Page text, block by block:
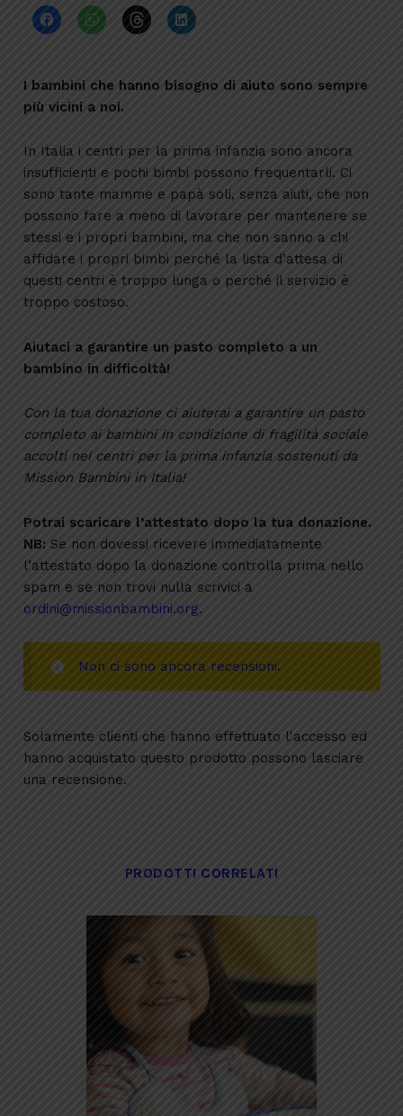
I bambini che hanno bisogno di aiuto sono sempre
più vicini a noi.
In Italia i centri per la prima infanzia sono ancora
insufficienti e pochi bimbi possono frequentarli. Ci
sono tante mamme e papà soli, senza aiuti, che non
possono fare a meno di lavorare per mantenere se
stessi e i propri bambini, ma che non sanno a chi
affidare i propri bimbi perché la lista d’attesa di
questi centri è troppo lunga o perché il servizio è
troppo costoso.
Aiutaci a garantire un pasto completo a un
bambino in difficoltà!
Con la tua donazione ci aiuterai a garantire un pasto
completo ai bambini in condizione di fragilità sociale
accolti nei centri per la prima infanzia sostenuti da
Mission Bambini in Italia!
Potrai scaricare l’attestato dopo la tua donazione.
NB: Se non dovessi ricevere immediatamente
l’attestato dopo la donazione controlla prima nello
spam e se non trovi nulla scrivici a
ordini@missionbambini.org.
Non ci sono ancora recensioni.
Solamente clienti che hanno effettuato l'accesso ed
hanno acquistato questo prodotto possono lasciare
una recensione.
PRODOTTI CORRELATI